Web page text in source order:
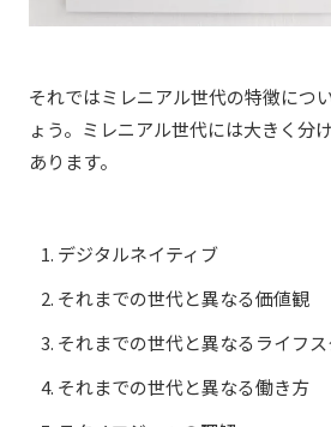
それではミレニアル世代の特徴につ
ょう。ミレニアル世代には大きく分
あります。
デジタルネイティブ
それまでの世代と異なる価値観
それまでの世代と異なるライフ
それまでの世代と異なる働き方